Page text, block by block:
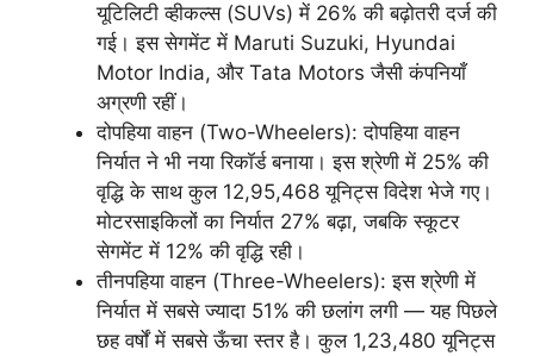
यूटिलिटी व्हीकल्स (SUVs) में 26% की बढ़ोतरी दर्ज की
गई। इस सेगमेंट में Maruti Suzuki, Hyundai
Motor India, और Tata Motors जैसी कंपनियाँ
अग्रणी रहीं।
दोपहिया वाहन (Two-Wheelers): दोपहिया वाहन
निर्यात ने भी नया रिकॉर्ड बनाया। इस श्रेणी में 25% की
वृद्धि के साथ कुल 12,95,468 यूनिट्स विदेश भेजे गए।
मोटरसाइकिलों का निर्यात 27% बढ़ा, जबकि स्कूटर
सेगमेंट में 12% की वृद्धि रही।
तीनपहिया वाहन (Three-Wheelers): इस श्रेणी में
निर्यात में सबसे ज्यादा 51% की छलांग लगी — यह पिछले
छह वर्षों में सबसे ऊँचा स्तर है। कुल 1,23,480 यूनिट्स